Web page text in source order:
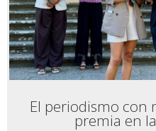
El periodismo con
premia en